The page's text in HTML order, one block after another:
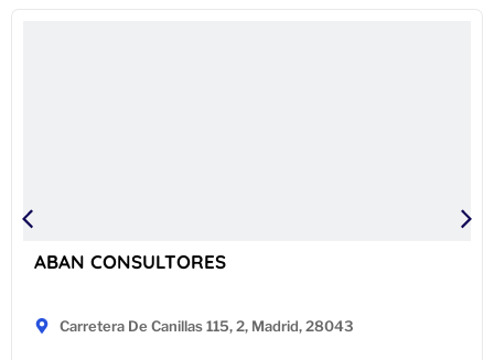
ABAN CONSULTORES
Carretera De Canillas 115, 2, Madrid, 28043